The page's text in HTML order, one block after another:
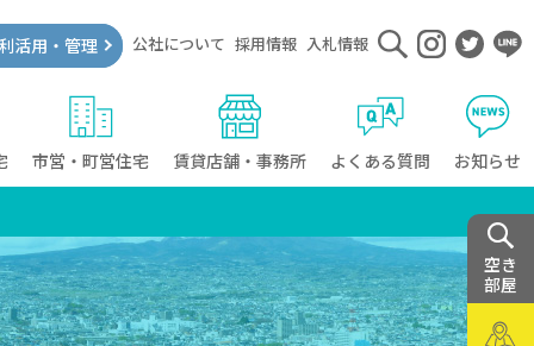
市営・町営住宅 賃貸店舗・事務所 よくある質問 お知らせ
利活用・管理 公社について 採用情報 入札情報
空き
部屋